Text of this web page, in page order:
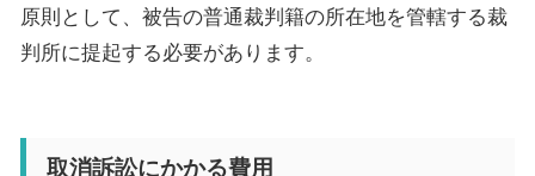
原則として、被告の普通裁判籍の所在地を管轄する裁
判所に提起する必要があります。
取消訴訟にかかる費用